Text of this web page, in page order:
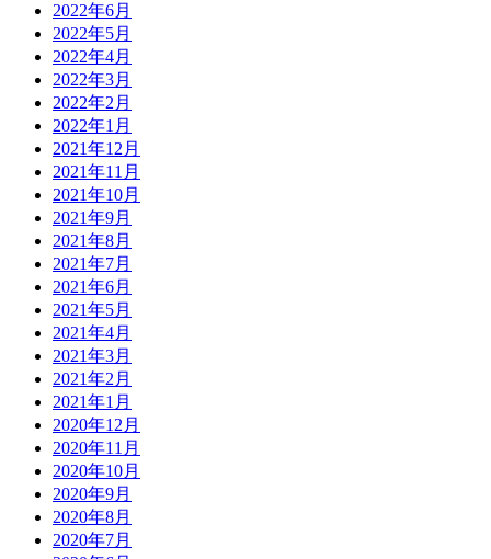
2022年6月
2022年5月
2022年4月
2022年3月
2022年2月
2022年1月
2021年12月
2021年11月
2021年10月
2021年9月
2021年8月
2021年7月
2021年6月
2021年5月
2021年4月
2021年3月
2021年2月
2021年1月
2020年12月
2020年11月
2020年10月
2020年9月
2020年8月
2020年7月